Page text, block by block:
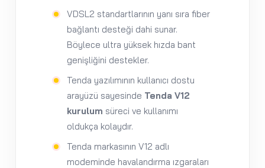
VDSL2 standartlarının yanı sıra fiber
bağlantı desteği dahi sunar.
Böylece ultra yüksek hızda bant
genişliğini destekler.
Tenda yazılımının kullanıcı dostu
arayüzü sayesinde Tenda V12
kurulum süreci ve kullanımı
oldukça kolaydır.
Tenda markasının V12 adlı
modeminde havalandırma ızgaraları